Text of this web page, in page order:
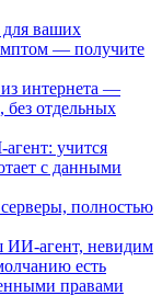
ваших
— получите
интернета —
без отдельных
учится
с данными
полностью
ИИ-агент, невидим
есть
правами